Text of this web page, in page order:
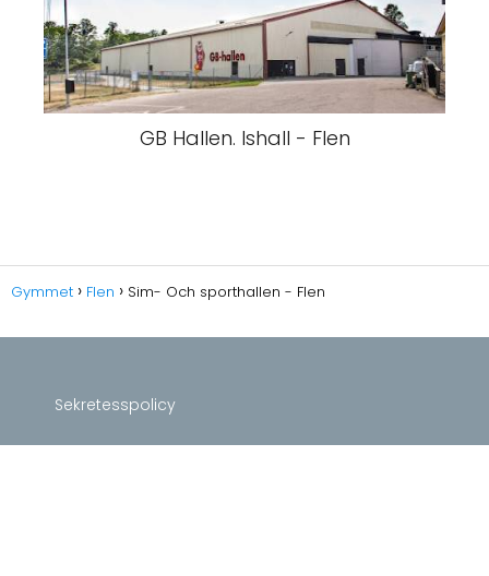
GB Hallen. Ishall - Flen
Gymmet Flen Sim- Och sporthallen - Flen
Sekretesspolicy